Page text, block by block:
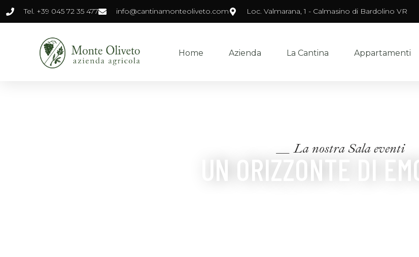
Tel. +39 045 72 35 477 info@cantinamonteoliveto.com Loc. Valmarana, 1 - Calmasino di Bardolino VR
Home Azienda La Cantina Appartamenti
__ La nostra Sala eventi
UN ORIZZONTE DI